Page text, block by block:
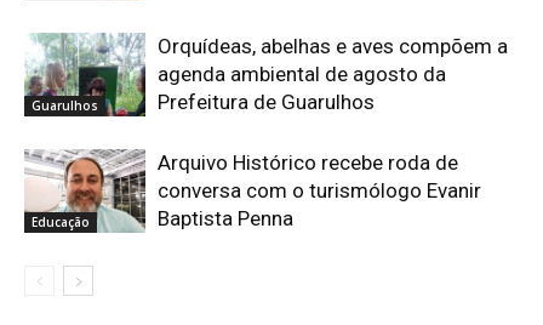
Guarulhos
Orquídeas, abelhas e aves compõem a
agenda ambiental de agosto da
Prefeitura de Guarulhos
Educação
Arquivo Histórico recebe roda de
conversa com o turismólogo Evanir
Baptista Penna